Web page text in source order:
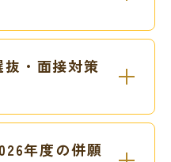
・面接対策
年度の併願